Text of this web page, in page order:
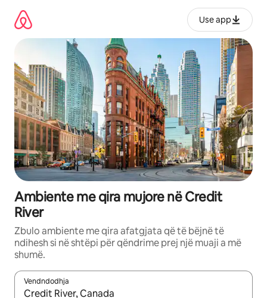
përmbajtja
Use app
Ambiente me qira mujore në Credit
River
Zbulo ambiente me qira afatgjata që të bëjnë të
ndihesh si në shtëpi për qëndrime prej një muaji a më
shumë.
Vendndodhja
Kur rezultatet të jenë të disponueshme, lëviz me butonat e